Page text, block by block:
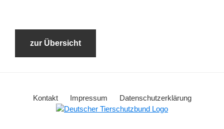
zur Übersicht
Kontakt Impressum Datenschutzerklärung